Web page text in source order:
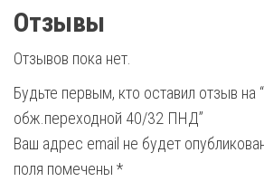
Отзывы
Отзывов пока нет.
Будьте первым, кто оставил отзыв на
обж.переходной 40/32 ПНД”
Ваш адрес email не будет
поля помечены *